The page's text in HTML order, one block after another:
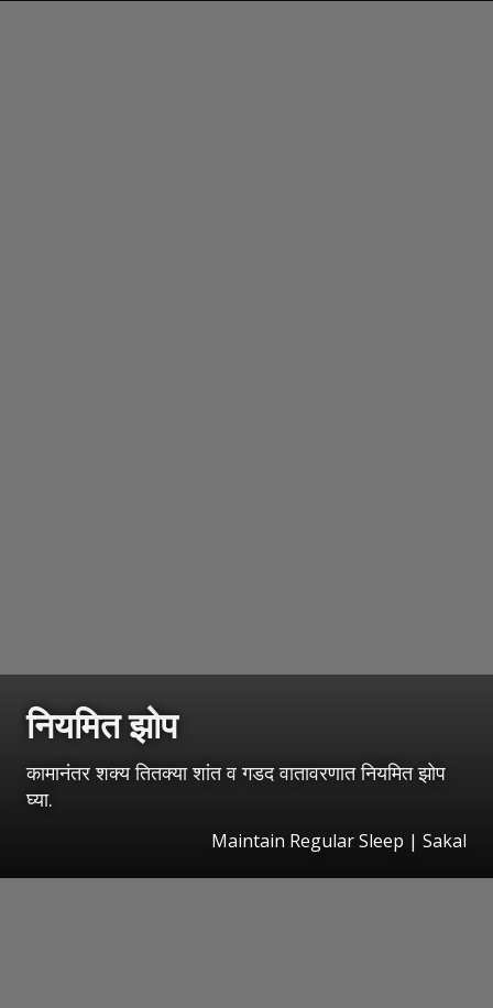
नियमित झोप
कामानंतर शक्य तितक्या शांत व गडद वातावरणात नियमित झोप
घ्या.
Maintain Regular Sleep | Sakal